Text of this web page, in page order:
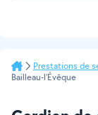
Prestations de
Bailleau-l'Évêque